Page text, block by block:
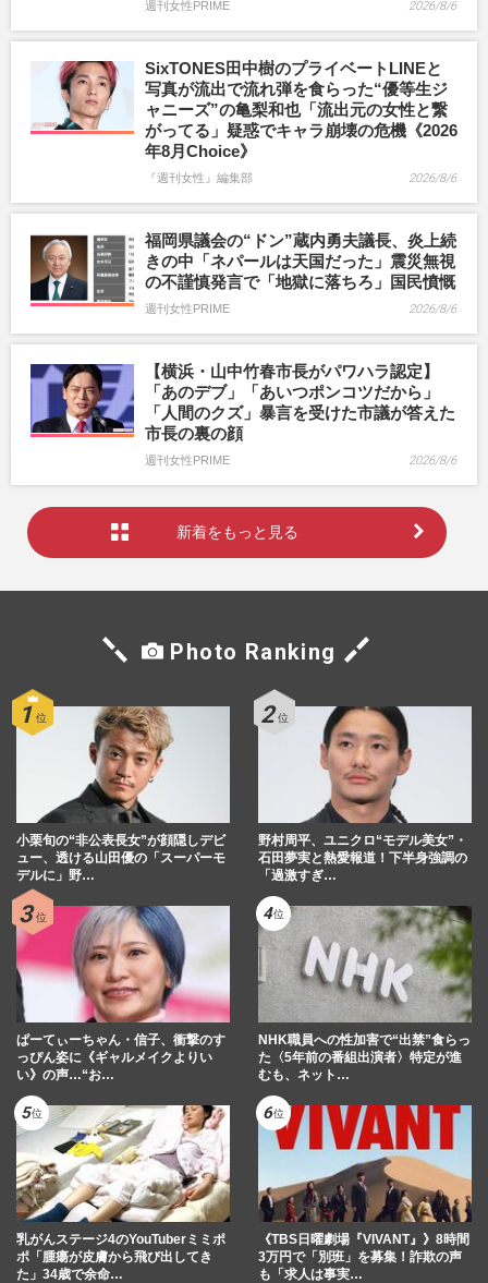
週刊女性PRIME 2026/8/6
SixTONES田中樹のプライベートLINEと
写真が流出で流れ弾を食らった“優等生ジ
ャニーズ”の亀梨和也「流出元の女性と繋
がってる」疑惑でキャラ崩壊の危機《2026
年8月Choice》
『週刊女性』編集部 2026/8/6
福岡県議会の“ドン”蔵内勇夫議長、炎上続
きの中「ネパールは天国だった」震災無視
の不謹慎発言で「地獄に落ちろ」国民憤慨
週刊女性PRIME 2026/8/6
【横浜・山中竹春市長がパワハラ認定】
「あのデブ」「あいつポンコツだから」
「人間のクズ」暴言を受けた市議が答えた
市長の裏の顔
週刊女性PRIME 2026/8/6
新着をもっと見る
Photo Ranking
小栗旬の“非公表長女”が顔隠しデビ
ュー、透ける山田優の「スーパーモ
デルに」野…
野村周平、ユニクロ“モデル美女”・
石田夢実と熱愛報道！下半身強調の
「過激すぎ…
ぱーてぃーちゃん・信子、衝撃のす
っぴん姿に《ギャルメイクよりい
い》の声…“お…
NHK職員への性加害で“出禁”食らっ
た〈5年前の番組出演者〉特定が進
むも、ネット…
乳がんステージ4のYouTuberミミポ
ポ「腫瘍が皮膚から飛び出してき
た」34歳で余命…
《TBS日曜劇場『VIVANT』》8時間
3万円で「別班」を募集！詐欺の声
も「求人は事実…